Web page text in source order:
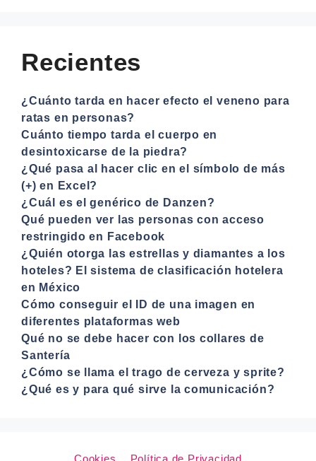
Recientes
¿Cuánto tarda en hacer efecto el veneno para
ratas en personas?
Cuánto tiempo tarda el cuerpo en
desintoxicarse de la piedra?
¿Qué pasa al hacer clic en el símbolo de más
(+) en Excel?
¿Cuál es el genérico de Danzen?
Qué pueden ver las personas con acceso
restringido en Facebook
¿Quién otorga las estrellas y diamantes a los
hoteles? El sistema de clasificación hotelera
en México
Cómo conseguir el ID de una imagen en
diferentes plataformas web
Qué no se debe hacer con los collares de
Santería
¿Cómo se llama el trago de cerveza y sprite?
¿Qué es y para qué sirve la comunicación?
Cookies Política de Privacidad